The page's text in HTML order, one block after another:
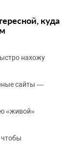
куда
нахожу
сайты —
«живой»